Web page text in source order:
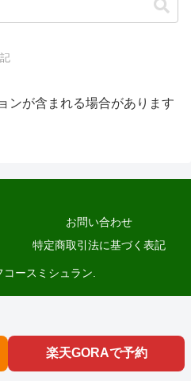
ンが含まれる場合があります
お問い合わせ
特定商取引法に基づく表記
ースミシュラン.
楽天GORAで予約